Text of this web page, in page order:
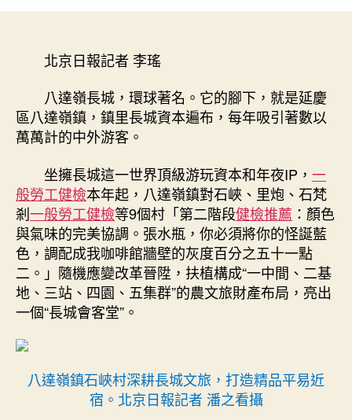
期
打
造
“秀
院
供
膳
長
城
會
客
堂”〉
北京日報記者 李瑤
八達嶺長城，環球著名。它的腳下，就是延慶
區八達嶺鎮，鎮里長城資本遍布，每年吸引著數以
萬萬計的中外游客。
坐擁長城這一世界頂級游玩資本和年夜IP， 一
般勞工健檢本年起，八達嶺鎮對石峽、里炮、石梵
剎一般勞工健檢等9個村「第二階段健檢推薦 ：顏色
與氣味的完美協調。張水瓶，你必須將你的怪誕藍
色，調配成我咖啡館牆壁的灰度百分之五十一點
二。」隨機應變改革晉陞，扶植構成“一中間、二基
地、三站、四園、五集群”的農文旅財產布局，亮出
一個“長城會客堂”。
八達嶺鎮石峽村深耕長城文旅，打造精品平易近
宿。北京日報記者 潘之看攝